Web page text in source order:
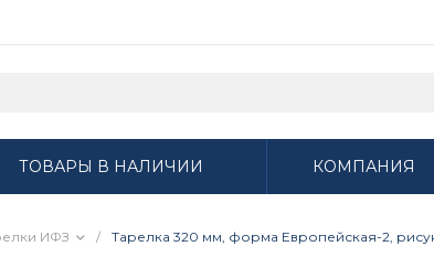
ТОВАРЫ В НАЛИЧИИ КОМПАНИЯ
ИФЗ / Тарелка 320 мм, форма Европейская-2,